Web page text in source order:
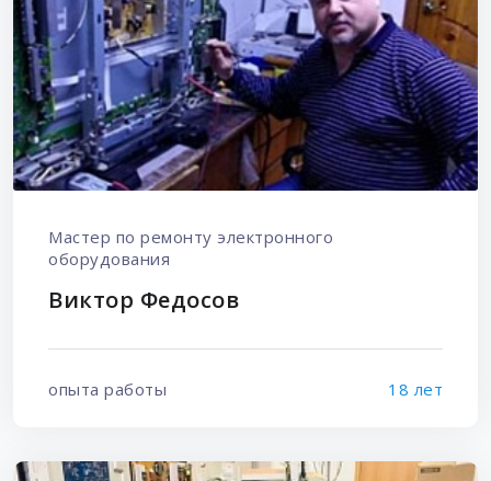
Мастер по ремонту электронного
оборудования
Виктор Федосов
опыта работы 18 лет